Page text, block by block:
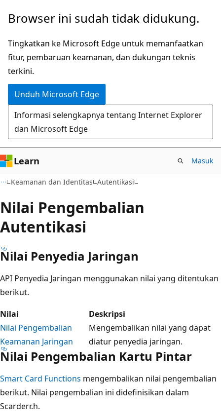
Lompati
konten
utama
Browser ini sudah tidak didukung.
Tingkatkan ke Microsoft Edge untuk memanfaatkan
fitur, pembaruan keamanan, dan dukungan teknis
terkini.
Unduh Microsoft Edge
Informasi selengkapnya tentang Internet Explorer
dan Microsoft Edge
Learn Masuk
Keamanan dan Identitas Autentikasi
Nilai Pengembalian
Autentikasi
Nilai Penyedia Jaringan
API Penyedia Jaringan menggunakan nilai yang ditentukan
berikut.
Nilai
Deskripsi
Nilai Pengembalian
Keamanan Jaringan
Mengembalikan nilai yang dapat
diatur penyedia jaringan.
Nilai Pengembalian Kartu Pintar
Smart Card Functions mengembalikan nilai pengembalian
berikut. Nilai pengembalian ini didefinisikan dalam
Scarderr.h.